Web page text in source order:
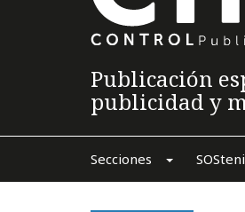
Publicación
publicidad y
Secciones